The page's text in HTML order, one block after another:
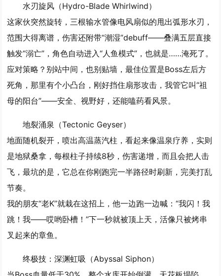
水刃旋风（Hydro-Blade Whirlwind）
这家伙突然旋转，三根输水管像电风扇似的甩出弧形水刃，
范围大得离谱，伤害还附带“潮湿”debuff——叠满五层直接
触发“溺亡”，角色自动进入“人鱼模式”，也就是……淹死了。
应对策略？别站中间，也别贴墙，最佳位置是Boss左后方
死角，那里有个小凸台，刚好挡住扇形攻击，我管它叫“祖
母的阳台”——安全、视野好，还能嗑药看风景。
地裂涌泉（Tectonic Geyser）
地面随机裂开，喷出高温蒸汽柱，看起来像温泉疗养，实则
是地狱桑拿，每根柱子持续8秒，伤害递增，而且会把人击
飞，最坑的是，它总在你刚跑完一半路径时刷新，完美打乱
节奏。
我的朋友“老K”就栽在这招上，他一边跑一边喊：“我闪！我
跳！我——哎哟卧槽！”下一秒就被顶上天，活像只被烤串
叉起来的章鱼。
终极技：深渊虹吸（Abyssal Siphon）